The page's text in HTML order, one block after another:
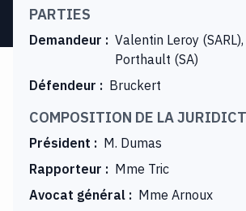
PARTIES
Demandeur : Valentin Leroy (SARL),
Porthault (SA)
Défendeur : Bruckert
COMPOSITION DE LA
Président : M. Dumas
Rapporteur : Mme Tric
Avocat général : Mme Arnoux